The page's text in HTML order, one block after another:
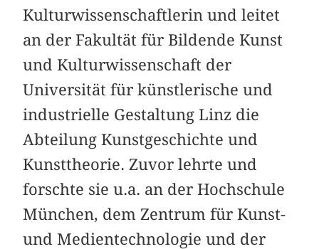
Kulturwissenschaftlerin und leitet
an der Fakultät für Bildende Kunst
und Kulturwissenschaft der
Universität für künstlerische und
industrielle Gestaltung Linz die
Abteilung Kunstgeschichte und
Kunsttheorie. Zuvor lehrte und
forschte sie u.a. an der Hochschule
München, dem Zentrum für Kunst-
und Medientechnologie und der